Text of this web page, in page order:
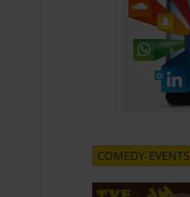
COMEDY-EVENTS